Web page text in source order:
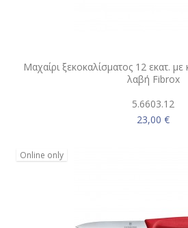
Μαχαίρι ξεκοκαλίσματος 12 εκατ.
λαβή Fibrox
5.6603.12
23,00 €
Online only